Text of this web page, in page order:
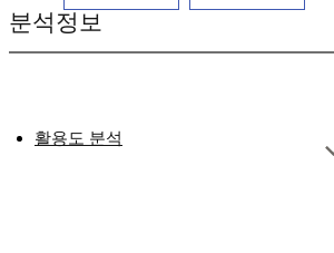
분석정보
활용도 분석